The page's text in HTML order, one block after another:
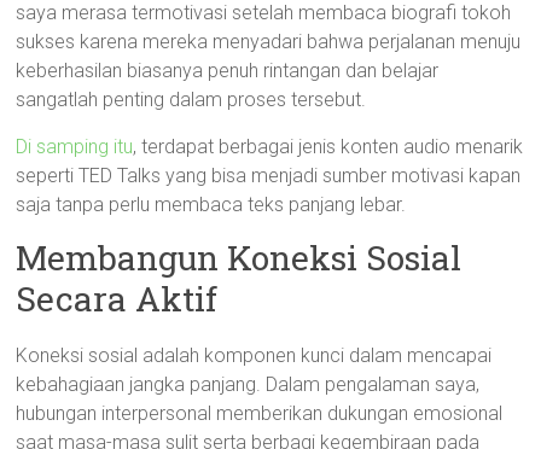
saya merasa termotivasi setelah membaca biografi tokoh
sukses karena mereka menyadari bahwa perjalanan menuju
keberhasilan biasanya penuh rintangan dan belajar
sangatlah penting dalam proses tersebut.
Di samping itu, terdapat berbagai jenis konten audio menarik
seperti TED Talks yang bisa menjadi sumber motivasi kapan
saja tanpa perlu membaca teks panjang lebar.
Membangun Koneksi Sosial
Secara Aktif
Koneksi sosial adalah komponen kunci dalam mencapai
kebahagiaan jangka panjang. Dalam pengalaman saya,
hubungan interpersonal memberikan dukungan emosional
saat masa-masa sulit serta berbagi kegembiraan pada